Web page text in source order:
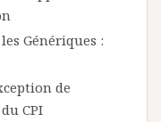
Génériques :
de
CPI